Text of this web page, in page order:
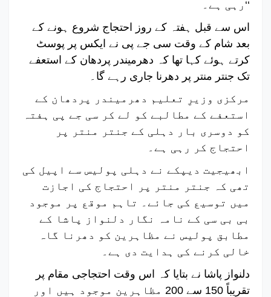
رہی ہے۔‘‘
اس سے قبل ہفتہ کے روز احتجاج شروع ہونے کے
بعد شام کے وقت سی جے پی نے ایکس پر پوسٹ
کرتے ہوئے کہا تھا کہ دھرمیندر پردھان کے استعفے
تک جنتر منتر پر دھرنا جاری رہے گا۔
مرکزی وزیرِ تعلیم دھرمیندر پردھان کے
استعفے کے مطالبے کو لے کر سی جے پی ہفتہ
کو دوسری بار دہلی کے جنتر منتر پر
احتجاج کر رہی ہے۔
ابھیجیت دیپکے نے دہلی پولیس سے اپیل کی
تھی کہ جنتر منتر پر احتجاج کی اجازت
میں توسیع کی جائے۔ تاہم موقع پر موجود
بی بی سی کے نامہ نگار دلنواز پاشا کے
مطابق پولیس نے مظاہرین کو دھرنا گاہ
خالی کرنے کی ہدایت دی ہے۔
دلنواز پاشا نے بتایا کہ اس وقت احتجاجی مقام پر
تقریباً 150 سے 200 مظاہرین موجود ہیں اور